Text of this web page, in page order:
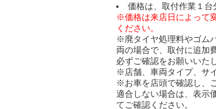
価格は、取付作業１台
※価格は来店日によって
ください。
※廃タイヤ処理料やゴム
両の場合で、取付に追加
必ずご確認をお願いいた
※店舗、車両タイプ、サ
※お車を店頭で確認し、
適合しない場合は、表示
てご確認ください。